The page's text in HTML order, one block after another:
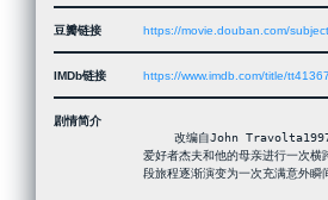
豆瓣链接 https://movie.douban.com/
IMDb链接 https://www.imdb.com/title/
剧情简介
爱好者杰夫和他的母亲进行一次横
段旅程逐渐演变为一次充满意外瞬